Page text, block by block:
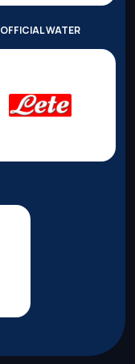
OFFICIAL WATER